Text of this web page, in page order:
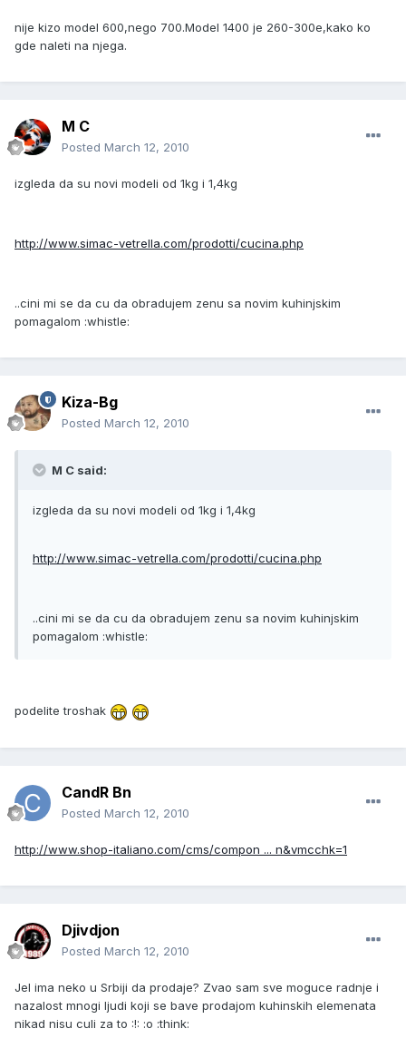
nije kizo model 600,nego 700.Model 1400 je 260-300e,kako ko
gde naleti na njega.
M C
Posted March 12, 2010
izgleda da su novi modeli od 1kg i 1,4kg
http://www.simac-vetrella.com/prodotti/cucina.php
..cini mi se da cu da obradujem zenu sa novim kuhinjskim
pomagalom :whistle:
Kiza-Bg
Posted March 12, 2010
M C said:
izgleda da su novi modeli od 1kg i 1,4kg
http://www.simac-vetrella.com/prodotti/cucina.php
..cini mi se da cu da obradujem zenu sa novim kuhinjskim
pomagalom :whistle:
podelite troshak
CandR Bn
Posted March 12, 2010
http://www.shop-italiano.com/cms/compon ... n&vmcchk=1
Djivdjon
Posted March 12, 2010
Jel ima neko u Srbiji da prodaje? Zvao sam sve moguce radnje i
nazalost mnogi ljudi koji se bave prodajom kuhinskih elemenata
nikad nisu culi za to :!: :o :think: